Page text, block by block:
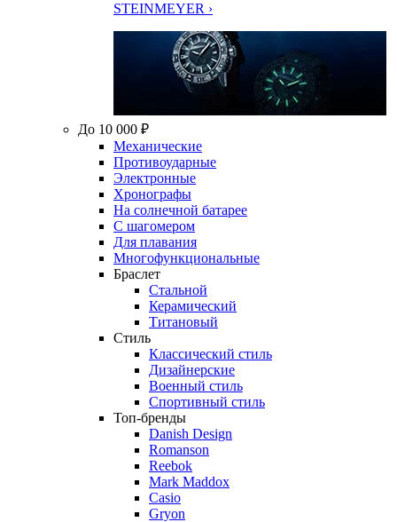
STEINMEYER ›
До 10 000 ₽
Механические
Противоударные
Электронные
Хронографы
На солнечной батарее
С шагомером
Для плавания
Многофункциональные
Браслет
Стальной
Керамический
Титановый
Стиль
Классический стиль
Дизайнерские
Военный стиль
Спортивный стиль
Топ-бренды
Danish Design
Romanson
Reebok
Mark Maddox
Casio
Gryon